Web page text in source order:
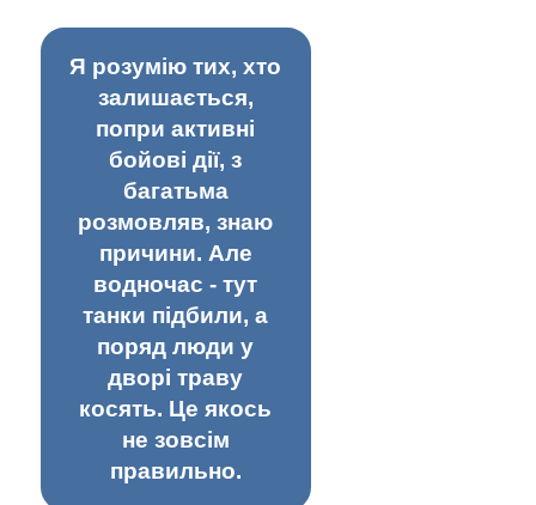
Я розумію тих, хто
залишається,
попри активні
бойові дії, з
багатьма
розмовляв, знаю
причини. Але
водночас - тут
танки підбили, а
поряд люди у
дворі траву
косять. Це якось
не зовсім
правильно.